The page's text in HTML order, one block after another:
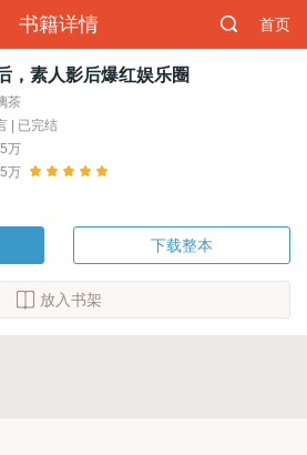
书籍详情 首页
，素人影后爆红娱乐圈
茶
| 已完结
万
万
下载整本
放入书架